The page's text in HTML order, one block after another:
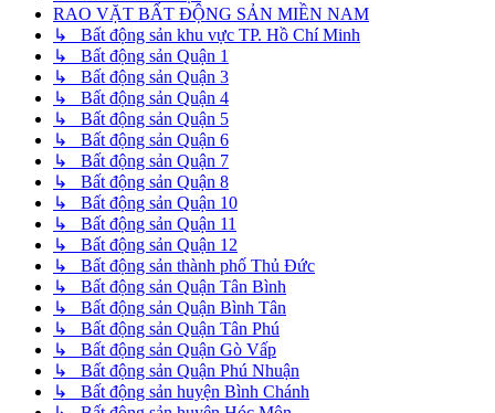
RAO VẶT BẤT ĐỘNG SẢN MIỀN NAM
↳ Bất động sản khu vực TP. Hồ Chí Minh
↳ Bất động sản Quận 1
↳ Bất động sản Quận 3
↳ Bất động sản Quận 4
↳ Bất động sản Quận 5
↳ Bất động sản Quận 6
↳ Bất động sản Quận 7
↳ Bất động sản Quận 8
↳ Bất động sản Quận 10
↳ Bất động sản Quận 11
↳ Bất động sản Quận 12
↳ Bất động sản thành phố Thủ Đức
↳ Bất động sản Quận Tân Bình
↳ Bất động sản Quận Bình Tân
↳ Bất động sản Quận Tân Phú
↳ Bất động sản Quận Gò Vấp
↳ Bất động sản Quận Phú Nhuận
↳ Bất động sản huyện Bình Chánh